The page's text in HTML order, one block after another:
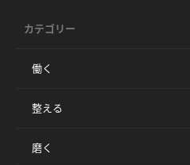
カテゴリー
働く
整える
磨く